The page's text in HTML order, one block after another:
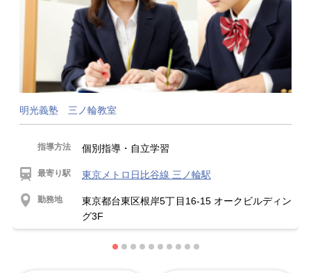
明光義塾 三ノ輪教室
指導方法 個別指導・自立学習
最寄り駅 東京メトロ日比谷線 三ノ輪駅
勤務地
東京都台東区根岸5丁目16-15 オークビルディン
グ3F